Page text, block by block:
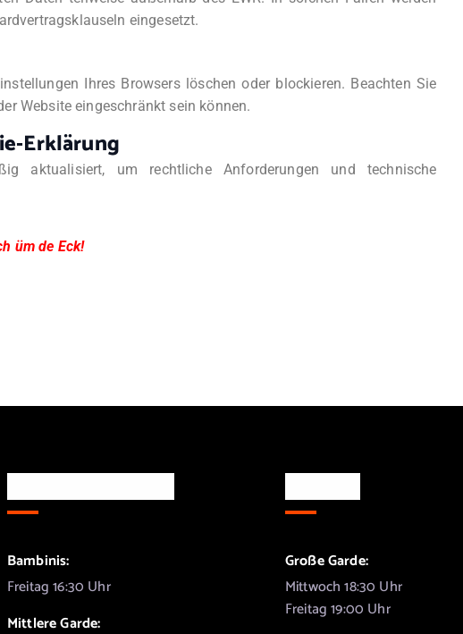
eingesetzt.
Ihres Browsers löschen oder blockieren. Beachten Sie
Website eingeschränkt sein können.
aktualisiert, um rechtliche Anforderungen und technische
üm de Eck!
Bambinis:
Freitag 16:30 Uhr
Mittlere Garde:
Große Garde:
Mittwoch 18:30 Uhr
Freitag 19:00 Uhr